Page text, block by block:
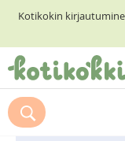
Kotikokin
ETUSIVU
RESEPTIHAKU
Suosittelemme